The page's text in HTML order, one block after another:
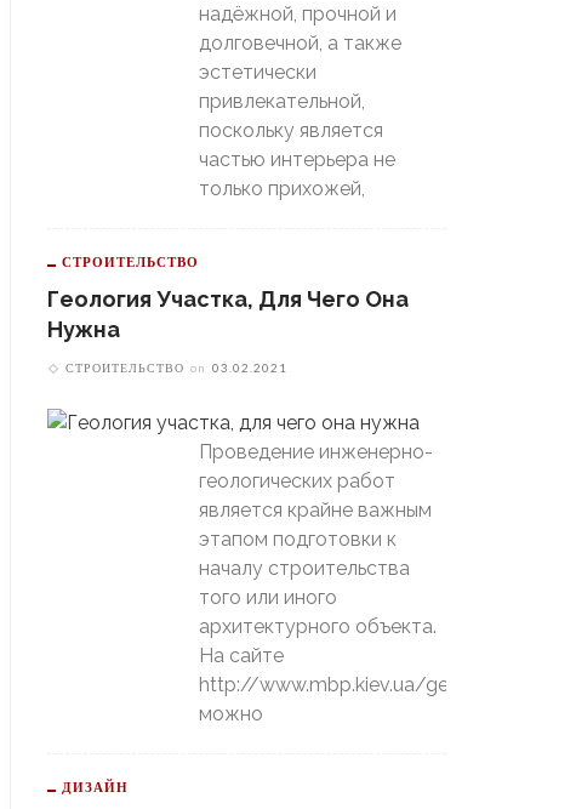
надёжной, прочной и
долговечной, а также
эстетически
привлекательной,
поскольку является
частью интерьера не
только прихожей,
СТРОИТЕЛЬСТВО
Геология Участка, Для Чего Она
Нужна
СТРОИТЕЛЬСТВО on 03.02.2021
Проведение инженерно-
геологических работ
является крайне важным
этапом подготовки к
началу строительства
того или иного
архитектурного объекта.
На сайте
http://www.mbp.kiev.ua/geology
можно
ДИЗАЙН